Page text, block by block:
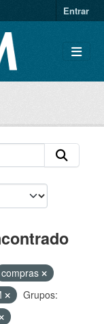
Entrar
compras
Grupos: